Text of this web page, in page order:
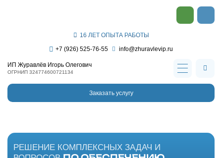
16 ЛЕТ ОПЫТА РАБОТЫ
+7 (926) 525-76-55 info@zhuravlevip.ru
ИП Журавлёв Игорь Олегович
ОГРНИП 324774600721134
Заказать услугу
РЕШЕНИЕ КОМПЛЕКСНЫХ ЗАДАЧ И